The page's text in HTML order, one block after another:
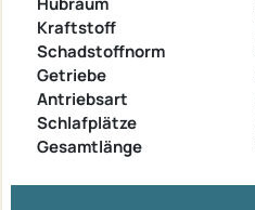
Kraftstoff
Schadstoffnorm
Getriebe
Antriebsart
Schlafplätze
Gesamtlänge